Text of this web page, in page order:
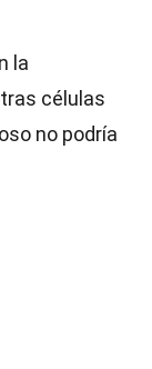
la
células
no podría